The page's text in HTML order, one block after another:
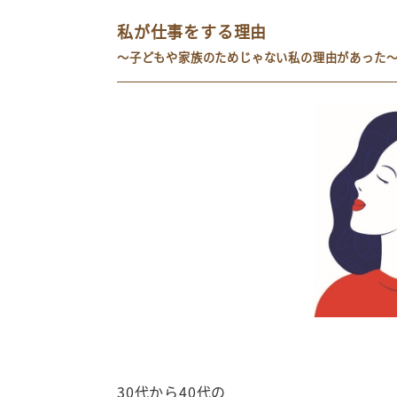
私が仕事をする理由
～子どもや家族のためじゃない私の理由があった
30代から40代の